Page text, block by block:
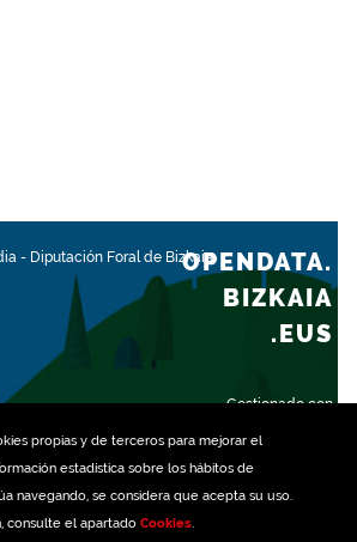
propias y de terceros para mejorar el
estadística sobre los hábitos de
navegando, se considera que acepta su uso.
consulte el apartado Cookies.
- Diputación Foral de Bizkaia
Gestionado con
OPENDATA.
BIZKAIA
.EUS